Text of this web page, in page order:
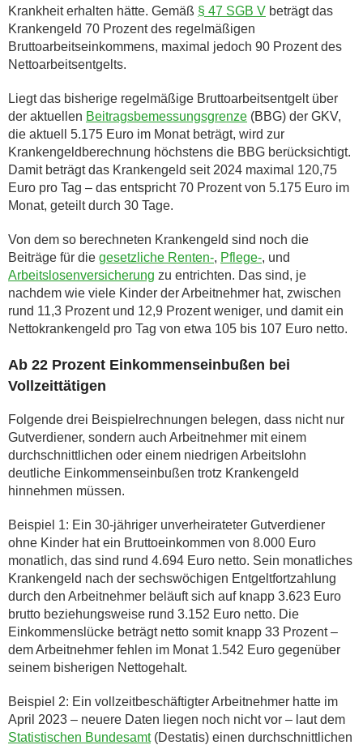
Krankheit erhalten hätte. Gemäß § 47 SGB V beträgt das
Krankengeld 70 Prozent des regelmäßigen
Bruttoarbeitseinkommens, maximal jedoch 90 Prozent des
Nettoarbeitsentgelts.
Liegt das bisherige regelmäßige Bruttoarbeitsentgelt über
der aktuellen Beitragsbemessungsgrenze (BBG) der GKV,
die aktuell 5.175 Euro im Monat beträgt, wird zur
Krankengeldberechnung höchstens die BBG berücksichtigt.
Damit beträgt das Krankengeld seit 2024 maximal 120,75
Euro pro Tag – das entspricht 70 Prozent von 5.175 Euro im
Monat, geteilt durch 30 Tage.
Von dem so berechneten Krankengeld sind noch die
Beiträge für die gesetzliche Renten-, Pflege-, und
Arbeitslosenversicherung zu entrichten. Das sind, je
nachdem wie viele Kinder der Arbeitnehmer hat, zwischen
rund 11,3 Prozent und 12,9 Prozent weniger, und damit ein
Nettokrankengeld pro Tag von etwa 105 bis 107 Euro netto.
Ab 22 Prozent Einkommenseinbußen bei
Vollzeittätigen
Folgende drei Beispielrechnungen belegen, dass nicht nur
Gutverdiener, sondern auch Arbeitnehmer mit einem
durchschnittlichen oder einem niedrigen Arbeitslohn
deutliche Einkommenseinbußen trotz Krankengeld
hinnehmen müssen.
Beispiel 1: Ein 30-jähriger unverheirateter Gutverdiener
ohne Kinder hat ein Bruttoeinkommen von 8.000 Euro
monatlich, das sind rund 4.694 Euro netto. Sein monatliches
Krankengeld nach der sechswöchigen Entgeltfortzahlung
durch den Arbeitnehmer beläuft sich auf knapp 3.623 Euro
brutto beziehungsweise rund 3.152 Euro netto. Die
Einkommenslücke beträgt netto somit knapp 33 Prozent –
dem Arbeitnehmer fehlen im Monat 1.542 Euro gegenüber
seinem bisherigen Nettogehalt.
Beispiel 2: Ein vollzeitbeschäftigter Arbeitnehmer hatte im
April 2023 – neuere Daten liegen noch nicht vor – laut dem
Statistischen Bundesamt(Destatis) einen durchschnittlichen